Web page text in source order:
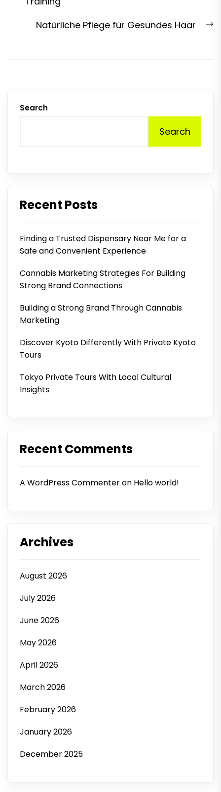
Natürliche Pflege für Gesundes Haar
Search
Search
Recent Posts
Finding a Trusted Dispensary Near Me for a
Safe and Convenient Experience
Cannabis Marketing Strategies For Building
Strong Brand Connections
Building a Strong Brand Through Cannabis
Marketing
Discover Kyoto Differently With Private Kyoto
Tours
Tokyo Private Tours With Local Cultural
Insights
Recent Comments
A WordPress Commenteron Hello world!
Archives
August 2026
July 2026
June 2026
May 2026
April 2026
March 2026
February 2026
January 2026
December 2025